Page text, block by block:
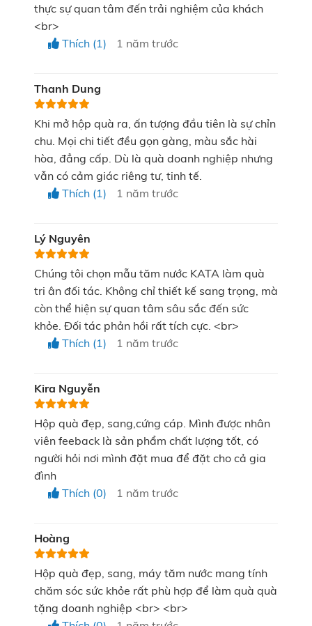
thông thường
Việc lựa chọn quà tặng xong rồi mới đem đi in ấn
sách ban đầu của mỗi doanh nghiệp. Thấu hiểu điều
cung cấp các sản phẩm quà tặng hiện đại, độc đáo
vừa đi kèm dịch vụ thiết kế, in ấn logo giúp doanh
nghiệp, tổ chức tiết kiệm được một khoản chi phí lớn.
quà đáp ứng được yêu cầu cũng như thể hiện được
hình ảnh doanh nghiệp. Từ đó, mỗi doanh nghiệp sẽ
lựa chọn đúng được sản phẩm mà không tốn thêm
khoản chi phí đổi trả nếu không phù hợp.
Dịch vụ quà tặng doanh nghiệp của KATA
mỗi doanh nghiệp. Từ việc lựa chọn, thiết kế đều
được trọn gói với cam kết chất lượng đồng bộ và tiết
kiệm chi phí lớn cho mỗi doanh nghiệp.
thực sự quan tâm đến trải nghiệm của khách
<br>
Thích (1)
1 năm trước
Thanh Dung
Khi mở hộp quà ra, ấn tượng đầu tiên là sự chỉn
chu. Mọi chi tiết đều gọn gàng, màu sắc hài
hòa, đẳng cấp. Dù là quà doanh nghiệp nhưng
vẫn có cảm giác riêng tư, tinh tế.
Thích (1)
1 năm trước
Lý Nguyên
Chúng tôi chọn mẫu tăm nước KATA làm quà
tri ân đối tác. Không chỉ thiết kế sang trọng, mà
còn thể hiện sự quan tâm sâu sắc đến sức
khỏe. Đối tác phản hồi rất tích cực. <br>
Thích (1)
1 năm trước
Kira Nguyễn
Hộp quà đẹp, sang,cứng cáp. Mình được nhân
viên feeback là sản phẩm chất lượng tốt, có
người hỏi nơi mình đặt mua để đặt cho cả gia
đình
Thích (0)
1 năm trước
Hoàng
Hộp quà đẹp, sang, máy tăm nước mang tính
chăm sóc sức khỏe rất phù hợp để làm quà quà
tặng doanh nghiệp <br> <br>